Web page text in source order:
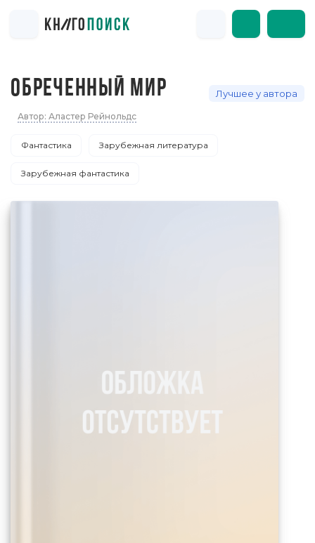
ОБРЕЧЕННЫЙ МИР Лучшее у автора
Автор: Аластер Рейнольдс
Фантастика Зарубежная литература
Зарубежная фантастика